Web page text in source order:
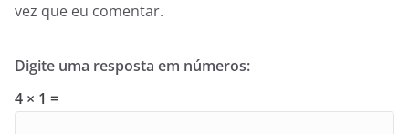
vez que eu comentar.
Digite uma resposta em números:
4 × 1 =